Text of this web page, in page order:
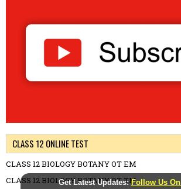
Get Latest Updates:Follow Us
CLASS 12 ONLINE TEST
CLASS 12 BIOLOGY BOTANY OT EM
CLASS 12 BIOLOGY BOTANY OT TM